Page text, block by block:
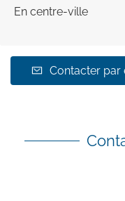
En centre-ville
Contacter par